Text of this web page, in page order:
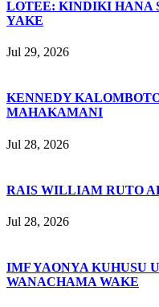
LOTEE: KINDIKI HANA
YAKE
Jul 29, 2026
KENNEDY
MAHAKAMANI
Jul 28, 2026
RAIS WILLIAM RUTO
Jul 28, 2026
IMF YAONYA KUHUSU
WANACHAMA WAKE